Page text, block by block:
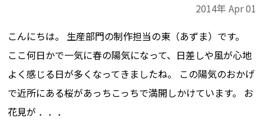
2014年 Apr01
こんにちは。 生産部門の制作担当の東（あずま）です。
ここ何日かで一気に春の陽気になって、日差しや風が心地
よく感じる日が多くなってきましたね。 この陽気のおかげ
で近所にある桜があっちこっちで満開しかけています。 お
花見が ．．．